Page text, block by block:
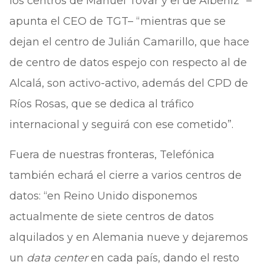
apunta el CEO de TGT– “mientras que se
dejan el centro de Julián Camarillo, que hace
de centro de datos espejo con respecto al de
Alcalá, son activo-activo, además del CPD de
Ríos Rosas, que se dedica al tráfico
internacional y seguirá con ese cometido”.
Fuera de nuestras fronteras, Telefónica
también echará el cierre a varios centros de
datos: “en Reino Unido disponemos
actualmente de siete centros de datos
alquilados y en Alemania nueve y dejaremos
un data centeren cada país, dando el resto